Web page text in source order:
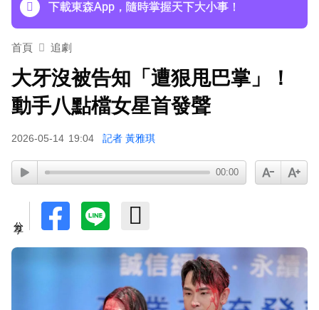
下載東森App，隨時掌握天下大小事！
首頁 追劇
大牙沒被告知「遭狠甩巴掌」！
動手八點檔女星首發聲
2026-05-14 19:04 記者 黃雅琪
00:00